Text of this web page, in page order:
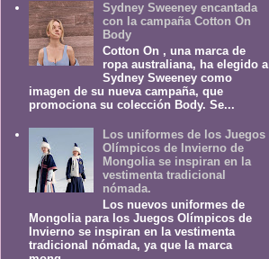
Sydney Sweeney encantada
con la campaña Cotton On
Body
Cotton On , una marca de
ropa australiana, ha elegido a
Sydney Sweeney como
imagen de su nueva campaña, que
promociona su colección Body. Se...
Los uniformes de los Juegos
Olímpicos de Invierno de
Mongolia se inspiran en la
vestimenta tradicional
nómada.
Los nuevos uniformes de
Mongolia para los Juegos Olímpicos de
Invierno se inspiran en la vestimenta
tradicional nómada, ya que la marca